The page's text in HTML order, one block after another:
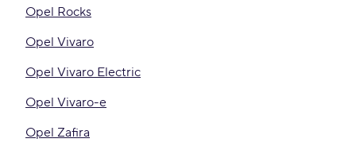
Opel Rocks
Opel Vivaro
Opel Vivaro Electric
Opel Vivaro-e
Opel Zafira